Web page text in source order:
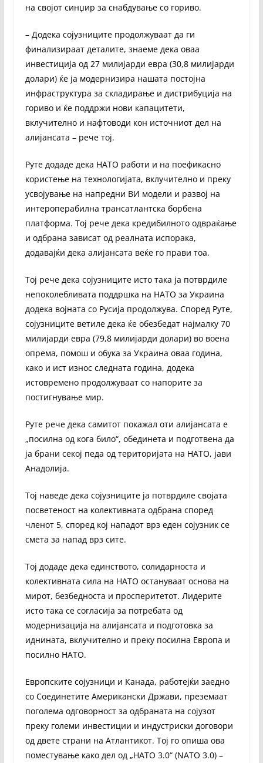
на својот синџир за снабдување со гориво.
– Додека сојузниците продолжуваат да ги
финализираат деталите, знаеме дека оваа
инвестиција од 27 милијарди евра (30,8 милијарди
долари) ќе ја модернизира нашата постојна
инфраструктура за складирање и дистрибуција на
гориво и ќе поддржи нови капацитети,
вклучително и нафтоводи кон источниот дел на
алијансата – рече тој.
Руте додаде дека НАТО работи и на поефикасно
користење на технологијата, вклучително и преку
усвојување на напредни ВИ модели и развој на
интероперабилна трансатлантска борбена
платформа. Тој рече дека кредибилното одвраќање
и одбрана зависат од реалната испорака,
додавајќи дека алијансата веќе го прави тоа.
Тој рече дека сојузниците исто така ја потврдиле
непоколебливата поддршка на НАТО за Украина
додека војната со Русија продолжува. Според Руте,
сојузниците ветиле дека ќе обезбедат најмалку 70
милијарди евра (79,8 милијарди долари) во воена
опрема, помош и обука за Украина оваа година,
како и ист износ следната година, додека
истовремено продолжуваат со напорите за
постигнување мир.
Руте рече дека самитот покажал оти алијансата е
„посилна од кога било“, обединета и подготвена да
ја брани секој педа од територијата на НАТО, јави
Анадолија.
Тој наведе дека сојузниците ја потврдиле својата
посветеност на колективната одбрана според
членот 5, според кој нападот врз еден сојузник се
смета за напад врз сите.
Тој додаде дека единството, солидарноста и
колективната сила на НАТО остануваат основа на
мирот, безбедноста и просперитетот. Лидерите
исто така се согласија за потребата од
модернизација на алијансата и подготовка за
иднината, вклучително и преку посилна Европа и
посилно НАТО.
Европските сојузници и Канада, работејќи заедно
со Соединетите Американски Држави, преземаат
поголема одговорност за одбраната на сојузот
преку големи инвестиции и индустриски договори
од двете страни на Атлантикот. Тој го опиша ова
поместување како дел од „НАТО 3.0“ (NATO 3.0) –